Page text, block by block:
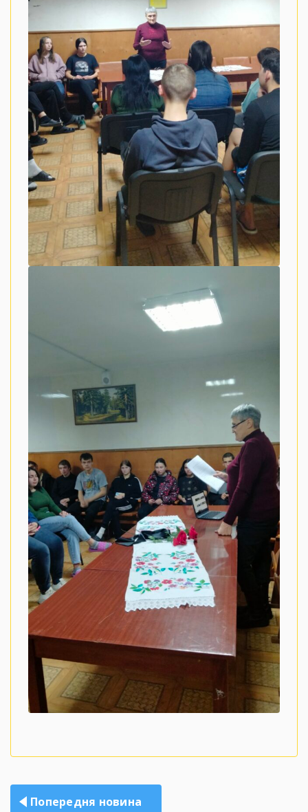
Навігація
Попередня новина